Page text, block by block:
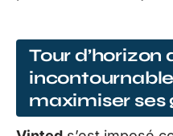
Tour d’horizon
maximiser ses